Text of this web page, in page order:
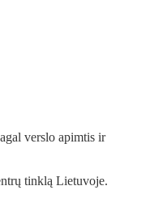
verslo apimtis ir
tinklą Lietuvoje.